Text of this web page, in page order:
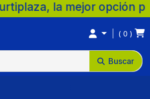
para tu
Buscar
0